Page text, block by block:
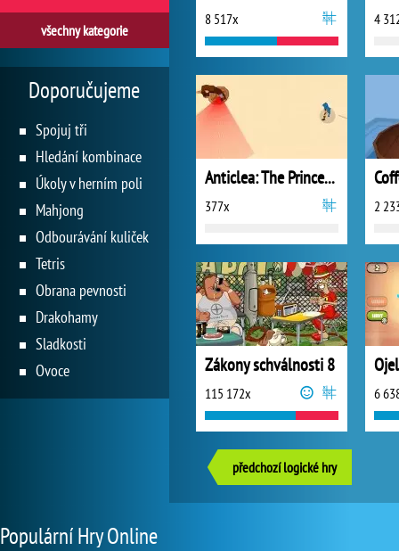
8 517x 4
Anticlea: The Princess of Thieves
377x 2
Zákony schválnosti 8
115 172x 6
předchozí logické hry
všechny kategorie
Doporučujeme
Spojuj tři
Hledání kombinace
Úkoly v herním poli
Mahjong
Odbourávání kuliček
Tetris
Obrana pevnosti
Drakohamy
Sladkosti
Ovoce
Populární Hry Online